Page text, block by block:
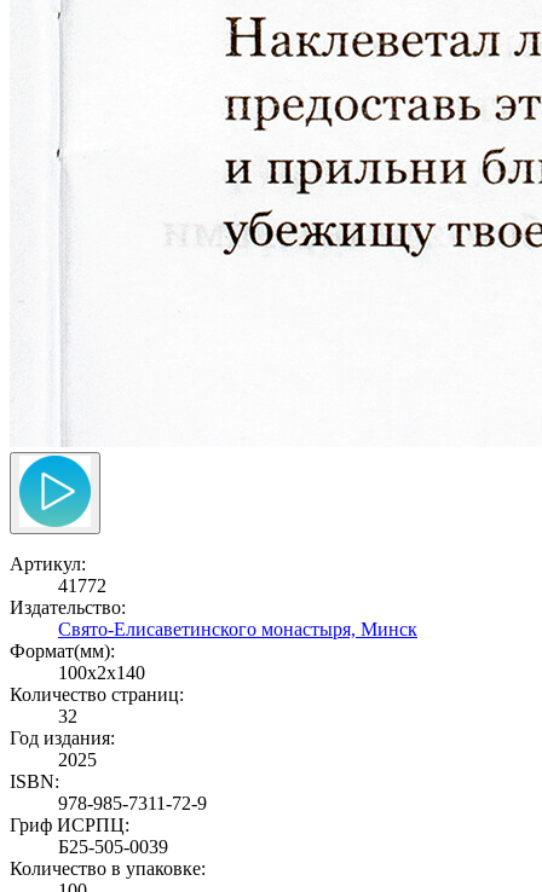
Артикул:
41772
Издательство:
Свято-Елисаветинского монастыря, Минск
Формат(мм):
100x2x140
Количество страниц:
32
Год издания:
2025
ISBN:
978-985-7311-72-9
Гриф ИСРПЦ:
Б25-505-0039
Количество в упаковке: